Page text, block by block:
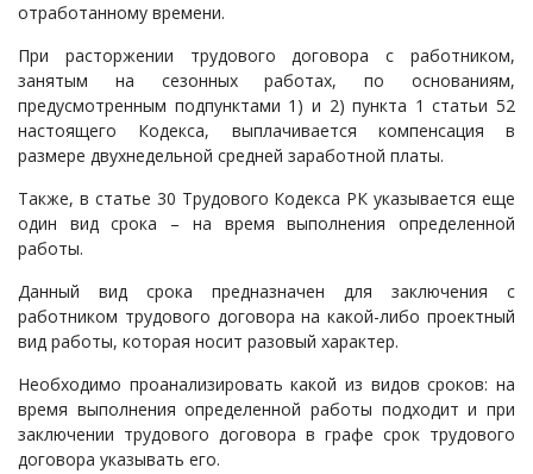
отработанному времени.
При расторжении трудового договора с работником,
занятым на сезонных работах, по основаниям,
предусмотренным подпунктами 1) и 2) пункта 1 статьи 52
настоящего Кодекса, выплачивается компенсация в
размере двухнедельной средней заработной платы.
Также, в статье 30 Трудового Кодекса РК указывается еще
один вид срока – на время выполнения определенной
работы.
Данный вид срока предназначен для заключения с
работником трудового договора на какой-либо проектный
вид работы, которая носит разовый характер.
Необходимо проанализировать какой из видов сроков: на
время выполнения определенной работы подходит и при
заключении трудового договора в графе срок трудового
договора указывать его.